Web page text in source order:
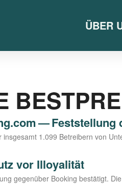
ÜBER
— Feststellung
1.099 Betrei­bern von
vor Illoyalität
gegen­über Boo­king bestä­tigt.